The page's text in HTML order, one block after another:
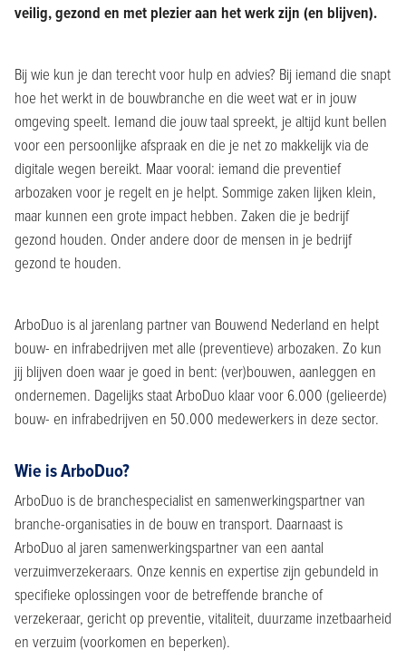
veilig, gezond en met plezier aan het werk zijn (en blijven).
Bij wie kun je dan terecht voor hulp en advies? Bij iemand die snapt
hoe het werkt in de bouwbranche en die weet wat er in jouw
omgeving speelt. Iemand die jouw taal spreekt, je altijd kunt bellen
voor een persoonlijke afspraak en die je net zo makkelijk via de
digitale wegen bereikt. Maar vooral: iemand die preventief
arbozaken voor je regelt en je helpt. Sommige zaken lijken klein,
maar kunnen een grote impact hebben. Zaken die je bedrijf
gezond houden. Onder andere door de mensen in je bedrijf
gezond te houden.
ArboDuo is al jarenlang partner van Bouwend Nederland en helpt
bouw- en infrabedrijven met alle (preventieve) arbozaken. Zo kun
jij blijven doen waar je goed in bent: (ver)bouwen, aanleggen en
ondernemen. Dagelijks staat ArboDuo klaar voor 6.000 (gelieerde)
bouw- en infrabedrijven en 50.000 medewerkers in deze sector.
Wie is ArboDuo?
ArboDuo is de branchespecialist en samenwerkingspartner van
branche-organisaties in de bouw en transport. Daarnaast is
ArboDuo al jaren samenwerkingspartner van een aantal
verzuimverzekeraars. Onze kennis en expertise zijn gebundeld in
specifieke oplossingen voor de betreffende branche of
verzekeraar, gericht op preventie, vitaliteit, duurzame inzetbaarheid
en verzuim (voorkomen en beperken).